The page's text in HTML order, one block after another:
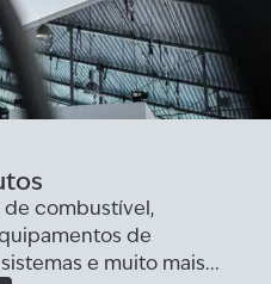
de combustível,
de
e muito mais...